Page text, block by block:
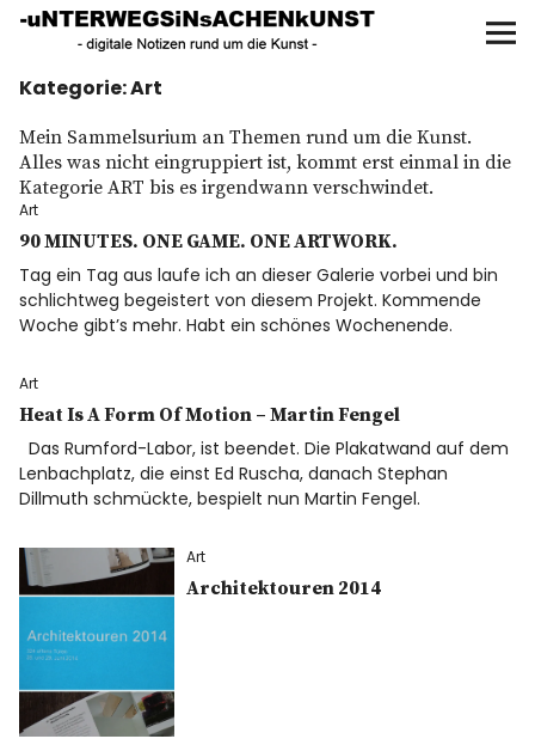
UNTERWEGS IN SACHEN
KUNST
Start
AKTUELLE AUSSTELLUNGEN
KUNSTSPAZIERGÄNGE
ÜBER
f I P
Kategorie:Art
Mein Sammelsurium an Themen rund um die Kunst.
Alles was nicht eingruppiert ist, kommt erst einmal in die
Kategorie ART bis es irgendwann verschwindet.
Art
90 MINUTES. ONE GAME. ONE ARTWORK.
Tag ein Tag aus laufe ich an dieser Galerie vorbei und bin
schlichtweg begeistert von diesem Projekt. Kommende
Woche gibt’s mehr. Habt ein schönes Wochenende.
Art
Heat Is A Form Of Motion – Martin Fengel
Das Rumford-Labor, ist beendet. Die Plakatwand auf dem
Lenbachplatz, die einst Ed Ruscha, danach Stephan
Dillmuth schmückte, bespielt nun Martin Fengel.
Art
Architektouren 2014